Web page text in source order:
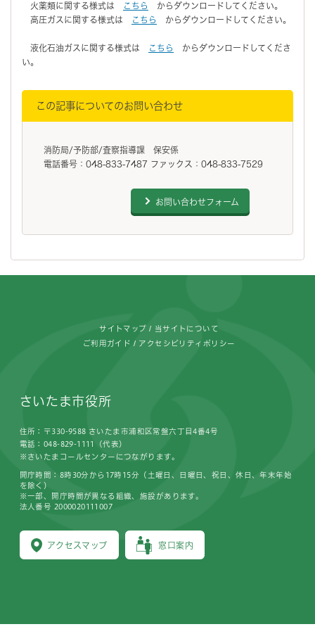
火薬類に関する様式は
こちら
からダウンロードしてください。
高圧ガスに関する様式は
こちら からダウンロードしてください。
液化石油ガスに関する様式は こちら
からダウンロードしてくださ
い。
この記事についてのお問い合わせ
消防局/予防部/査察指導課 保安係
電話番号：048-833-7487 ファックス：048-833-7529
お問い合わせフォーム
サイトマップ 当サイトについて
ご利用ガイド アクセシビリティポリシー
さいたま市役所
住所：〒330-9588 さいたま市浦和区常盤六丁目4番4号
電話：048-829-1111（代表）
※さいたまコールセンターにつながります。
アクセスマップ 窓口案内
開庁時間：8時30分から17時15分（土曜日、日曜日、祝日、休日、年末年始
を除く）
※一部、開庁時間が異なる組織、施設があります。
法人番号 2000020111007